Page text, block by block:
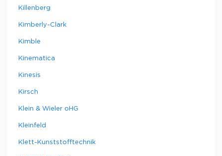
Killenberg
Kimberly-Clark
Kimble
Kinematica
Kinesis
Kirsch
Klein & Wieler oHG
Kleinfeld
Klett-Kunststofftechnik